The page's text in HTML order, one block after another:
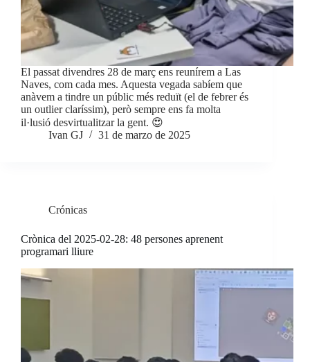
El passat divendres 28 de març ens reunírem a Las
Naves, com cada mes. Aquesta vegada sabíem que
anàvem a tindre un públic més reduït (el de febrer és
un outlier claríssim), però sempre ens fa molta
il·lusió desvirtualitzar la gent. 😍
Ivan GJ
31 de marzo de 2025
Crónicas
Crònica del 2025-02-28: 48 persones aprenent
programari lliure